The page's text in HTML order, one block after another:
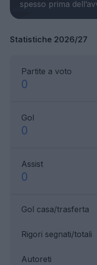
Statistiche 2026/27
Partite a voto
0
Gol
0
Assist
0
Gol casa/trasferta
Rigori segnati/totali
Autoreti